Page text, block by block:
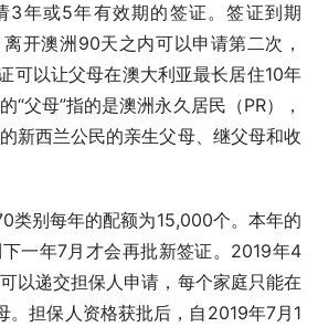
3年或5年有效期的签证。签证到期
开澳洲90天之内可以申请第二次，
可以让父母在澳大利亚最长居住10年
“父母”指的是澳洲永久居民（PR），
新西兰公民的亲生父母、继父母和收
类别每年的配额为15,000个。本年的
一年7月才会再批新签证。2019年4
以递交担保人申请，每个家庭只能在
。担保人资格获批后，自2019年7月1